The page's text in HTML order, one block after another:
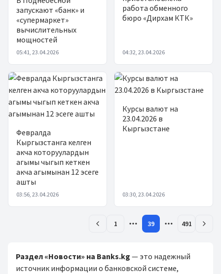
запускают «банк» и
«супермаркет»
вычислительных
мощностей
05:41, 23.04.2026
работа обменного
бюро «Дирхам КТК»
04:32, 23.04.2026
Февралда
Кыргызстанга келген
акча которуулардын
агымы чыгып кеткен
акча агымынан 12 эсеге
ашты
03:56, 23.04.2026
Курсы валют на
23.04.2026 в
Кыргызстане
03:30, 23.04.2026
1 39 491
Раздел «Новости» на Banks.kg — это надежный
источник информации о банковской системе,